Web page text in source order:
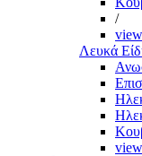
/
Λευκά